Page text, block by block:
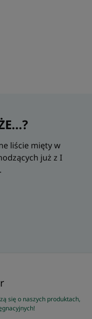
liście mięty w
już z I
się o naszych produktach,